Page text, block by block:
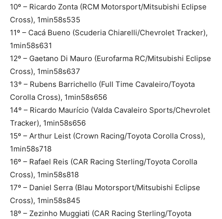
10º – Ricardo Zonta (RCM Motorsport/Mitsubishi Eclipse
Cross), 1min58s535
11º – Cacá Bueno (Scuderia Chiarelli/Chevrolet Tracker),
1min58s631
12º – Gaetano Di Mauro (Eurofarma RC/Mitsubishi Eclipse
Cross), 1min58s637
13º – Rubens Barrichello (Full Time Cavaleiro/Toyota
Corolla Cross), 1min58s656
14º – Ricardo Maurício (Valda Cavaleiro Sports/Chevrolet
Tracker), 1min58s656
15º – Arthur Leist (Crown Racing/Toyota Corolla Cross),
1min58s718
16º – Rafael Reis (CAR Racing Sterling/Toyota Corolla
Cross), 1min58s818
17º – Daniel Serra (Blau Motorsport/Mitsubishi Eclipse
Cross), 1min58s845
18º – Zezinho Muggiati (CAR Racing Sterling/Toyota